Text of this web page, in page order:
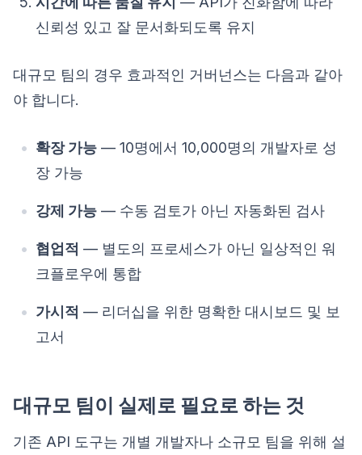
신뢰성 있고 잘 문서화되도록 유지
대규모 팀의 경우 효과적인 거버넌스는 다음과 같아
야 합니다.
확장 가능 — 10명에서 10,000명의 개발자로 성
장 가능
강제 가능 — 수동 검토가 아닌 자동화된 검사
협업적 — 별도의 프로세스가 아닌 일상적인 워
크플로우에 통합
가시적 — 리더십을 위한 명확한 대시보드 및 보
고서
대규모 팀이 실제로 필요로 하는 것
기존 API 도구는 개별 개발자나 소규모 팀을 위해 설